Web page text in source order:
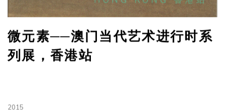
微元素──澳门当代艺术进行时系
列展，香港站
2015